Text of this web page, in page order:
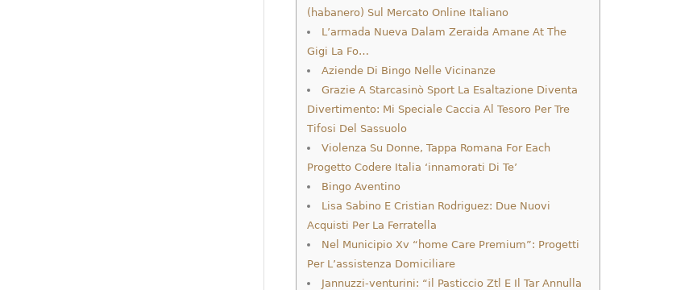
(habanero) Sul Mercato Online Italiano
L’armada Nueva Dalam Zeraida Amane At The
Gigi La Fo…
Aziende Di Bingo Nelle Vicinanze
Grazie A Starcasinò Sport La Esaltazione Diventa
Divertimento: Mi Speciale Caccia Al Tesoro Per Tre
Tifosi Del Sassuolo
Violenza Su Donne, Tappa Romana For Each
Progetto Codere Italia ‘innamorati Di Te’
Bingo Aventino
Lisa Sabino E Cristian Rodriguez: Due Nuovi
Acquisti Per La Ferratella
Nel Municipio Xv “home Care Premium”: Progetti
Per L’assistenza Domiciliare
Jannuzzi-venturini: “il Pasticcio Ztl E Il Tar Annulla